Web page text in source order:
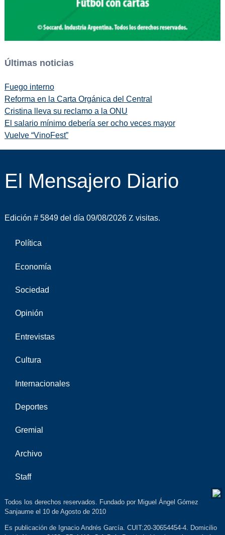
Últimas noticias
Fuego interno
Reforma en la Carta Orgánica del Central
Cristina lleva su reclamo a la ONU
El salario mínimo debería ser ocho veces mayor
Vuelve “VinoFest”
El Mensajero Diario
Edición # 5849 del día 09/08/2026 visitas.
Política
Economía
Sociedad
Opinión
Entrevistas
Cultura
Internacionales
Deportes
Gremial
Archivo
Staff
Todos los derechos reservados. Fundado por Miguel Ángel Gómez
Sanjaume el 10 de Agosto de 2010
Es publicación de Ignacio Andrés García. CUIT:20-30654454-4. Domicilio